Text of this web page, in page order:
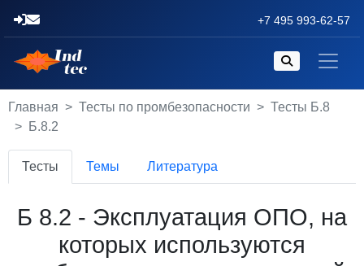
+7 495 993-62-57
Главная Тесты по промбезопасности
Тесты Б.8
Б.8.2
Тесты Темы Литература
Б 8.2 - Эксплуатация ОПО, на
которых используются